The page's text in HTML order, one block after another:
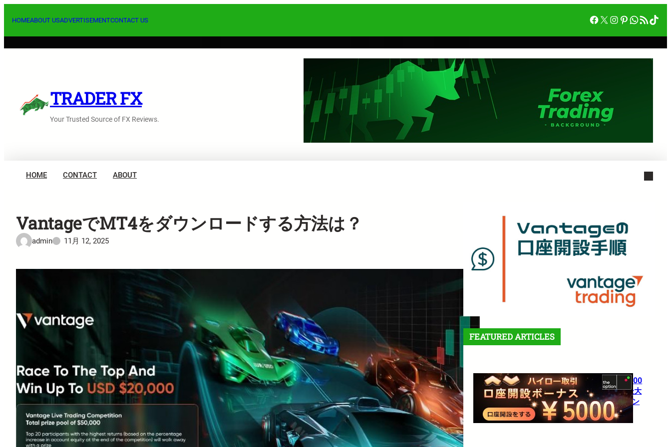
HOMEABOUT USADVERTISEMENTCONTACT US Facebook
X Instagram
Pinterest
RSS フィード
TRADER FX
Your Trusted Source of FX Reviews.
HOME CONTACT ABOUT
VantageでMT4をダウンロードする方法は？
admin 11月 12, 2025
FEATURED ARTICLES
【theoption】口座開設で5,000
円！さらに仮想通貨入金で最大
10%還元の超豪華キャンペーン
1月 27, 2026